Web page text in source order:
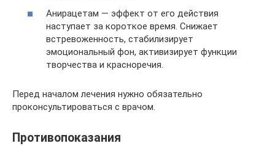
Анирацетам — эффект от его действия
наступает за короткое время. Снижает
встревоженность, стабилизирует
эмоциональный фон, активизирует функции
творчества и красноречия.
Перед началом лечения нужно обязательно
проконсультироваться с врачом.
Противопоказания